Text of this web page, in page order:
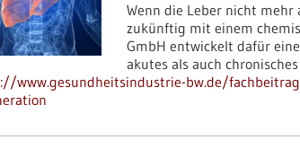
Wenn die Leber nicht
zukünftig mit einem
GmbH entwickelt dafür
akutes als auch
www.gesundheitsindustrie-bw.de/